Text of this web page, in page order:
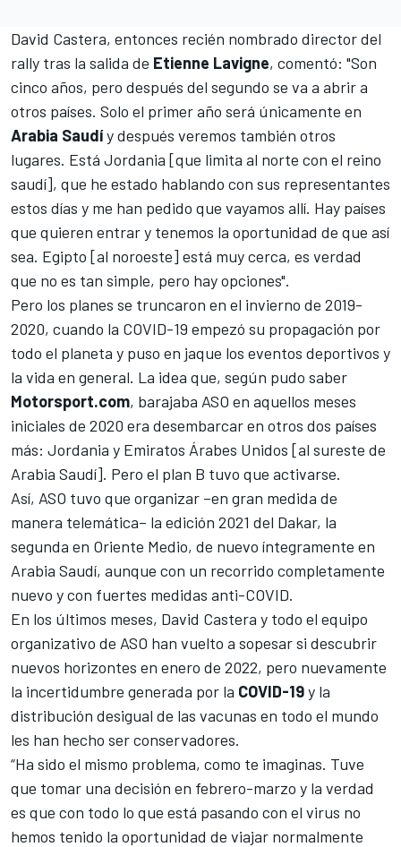
David Castera, entonces recién nombrado director del
rally tras la salida de Etienne Lavigne, comentó: "Son
cinco años, pero después del segundo se va a abrir a
otros países. Solo el primer año será únicamente en
Arabia Saudíy después veremos también otros
lugares. Está Jordania [que limita al norte con el reino
saudí], que he estado hablando con sus representantes
estos días y me han pedido que vayamos allí. Hay países
que quieren entrar y tenemos la oportunidad de que así
sea. Egipto [al noroeste] está muy cerca, es verdad
que no es tan simple, pero hay opciones".
Pero los planes se truncaron en el invierno de 2019-
2020, cuando la COVID-19 empezó su propagación por
todo el planeta y puso en jaque los eventos deportivos y
la vida en general. La idea que, según pudo saber
Motorsport.com, barajaba ASO en aquellos meses
iniciales de 2020 era desembarcar en otros dos países
más: Jordania y Emiratos Árabes Unidos [al sureste de
Arabia Saudí]. Pero el plan B tuvo que activarse.
Así, ASO tuvo que organizar –en gran medida de
manera telemática– la edición 2021 del Dakar, la
segunda en Oriente Medio, de nuevo íntegramente en
Arabia Saudí, aunque con un recorrido completamente
nuevo ycon fuertes medidas anti-COVID.
En los últimos meses, David Castera y todo el equipo
organizativo de ASO han vuelto a sopesar si descubrir
nuevos horizontes en enero de 2022, pero nuevamente
la incertidumbre generada por la COVID-19y la
distribución desigual de las vacunas en todo el mundo
les han hecho ser conservadores.
“Ha sido el mismo problema, como te imaginas. Tuve
que tomar una decisión en febrero-marzo y la verdad
es que con todo lo que está pasando con el virus no
hemos tenido la oportunidad de viajar normalmente